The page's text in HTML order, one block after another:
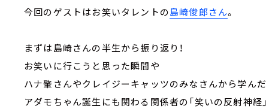
今回のゲストはお笑いタレントの島崎俊郎さん。
まずは島崎さんの半生から振り返り！
お笑いに行こうと思った瞬間や
ハナ肇さんやクレイジーキャッツのみなさんから学んだ
アダモちゃん誕生にも関わる関係者の「笑いの反射神経